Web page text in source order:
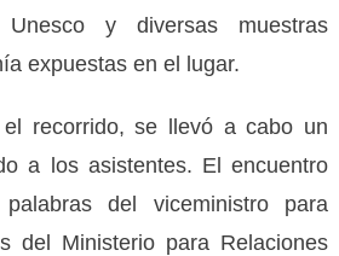
y diversas muestras
expuestas en el lugar.
recorrido, se llevó a cabo un
a los asistentes. El encuentro
del viceministro para
del Ministerio para Relaciones